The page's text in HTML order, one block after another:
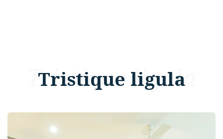
Tristique ligula
Tristique ligula